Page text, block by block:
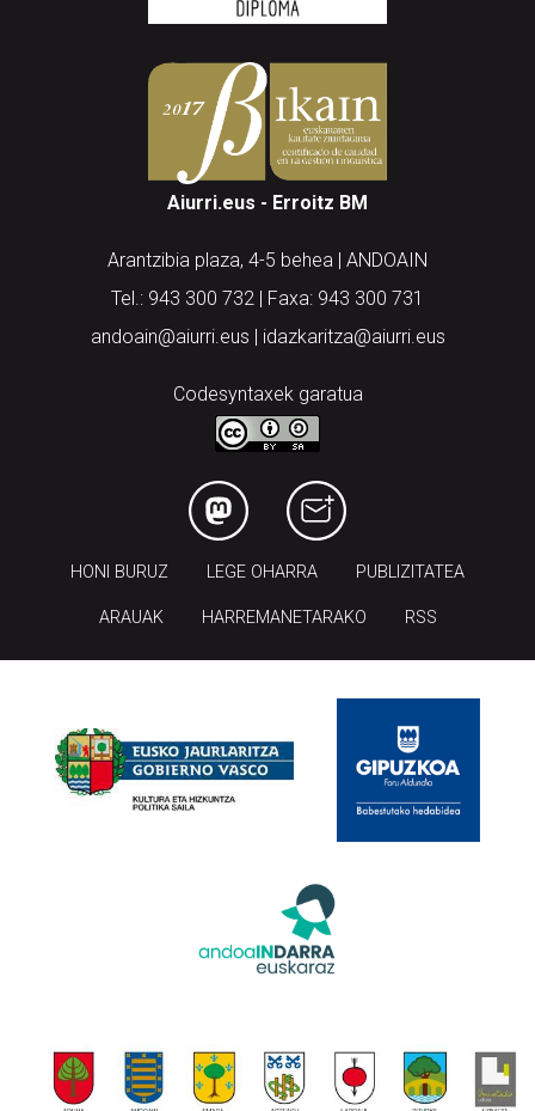
Aiurri.eus - Erroitz BM
Arantzibia plaza, 4-5 behea | ANDOAIN
Tel.: 943 300 732 | Faxa: 943 300 731
andoain@aiurri.eus | idazkaritza@aiurri.eus
Codesyntaxek garatua
HONI BURUZ LEGE OHARRA PUBLIZITATEA
ARAUAK HARREMANETARAKO RSS